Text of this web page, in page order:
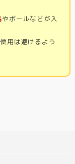
やボールなどが入
用は避けるよう